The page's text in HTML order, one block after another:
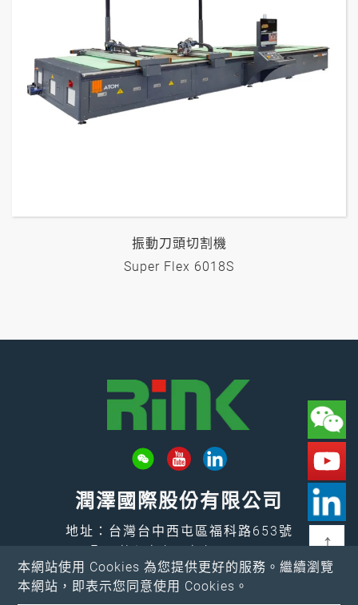
振動刀頭切割機
Super Flex 6018S
本網站使用 Cookies 為您提供更好的服務。繼續瀏覽
本網站，即表示您同意使用 Cookies。
潤澤國際股份有限公司
地址：台灣台中西屯區福科路653號
Email：
rink@rink.com.tw
電話：+886-4-2461-7373
傳真：+886-4-2461-4388
↑